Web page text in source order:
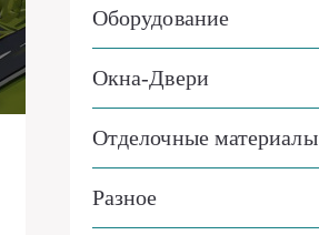
Оборудование
Окна-Двери
Отделочные материалы
Разное